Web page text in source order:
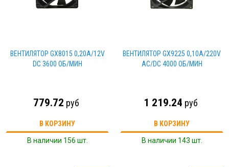
ВЕНТИЛЯТОР GX8015 0,20А/12V
DC 3600 ОБ/МИН
779.72 руб
В КОРЗИНУ
В наличии 156 шт.
ВЕНТИЛЯТОР GX9225 0,10А/220V
AC/DC 4000 ОБ/МИН
1 219.24 руб
В КОРЗИНУ
В наличии 143 шт.